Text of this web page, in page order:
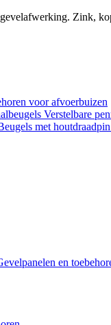
Zink,
voor afvoerbuizen
Verstelbare
met houtdraadpin
en